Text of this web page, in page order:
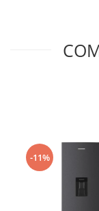
-11%